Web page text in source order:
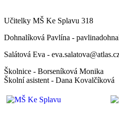
Učitelky MŠ Ke Splavu 318
Dohnalíková Pavlína -
Salátová Eva -
Školnice - Borseníková Monika
Školní asistent - Dana Kovalčíková